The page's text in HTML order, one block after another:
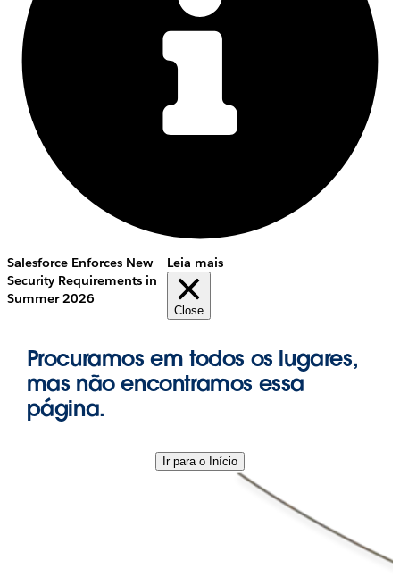
Salesforce Enforces New
Security Requirements in
Summer 2026
Leia mais
Close
Procuramos em todos os lugares,
mas não encontramos essa
página.
Ir para o Início